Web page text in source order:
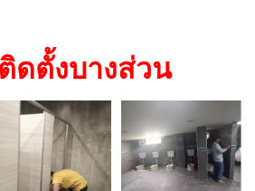
ดตั้งบางส่วน